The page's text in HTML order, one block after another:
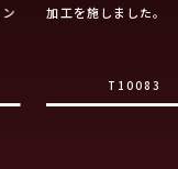
加工を施しました。
T10083